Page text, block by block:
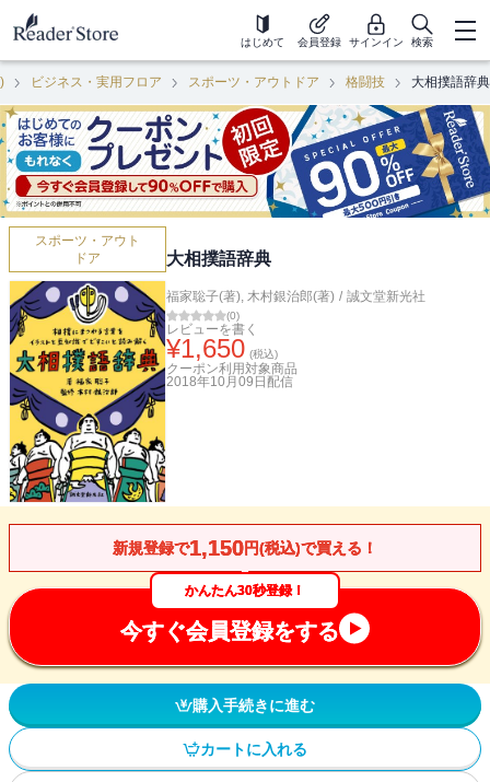
はじめて 会員登録 サインイン 検索
ビジネス・実用フロア スポーツ・アウトドア 格闘技 大相撲語辞典
スポーツ・アウト
ドア
大相撲語辞典
福家聡子(著), 木村銀治郎(著) / 誠文堂新光社
(0)
レビューを書く
¥1,650 (税込)
クーポン利用対象商品
2018年10月09日 配信
新規登録で1,150円(税込)で買える！
かんたん30秒登録！
今すぐ会員登録をする
購入手続きに進む
カートに入れる